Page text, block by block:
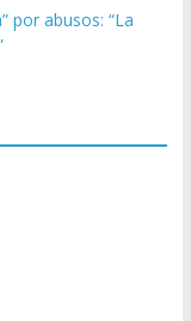
por abusos: “La